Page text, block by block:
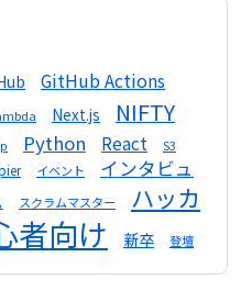
GitHub Actions
Next.js
NIFTY
Python React S3
イベント
インタビュ
スクラムマスター
ハッカ
者向け 新卒 登壇